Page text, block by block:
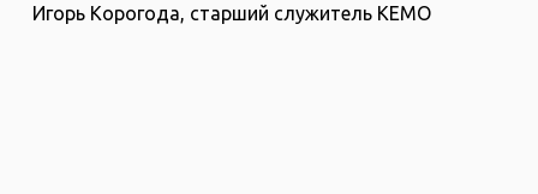
Игорь Корогода, старший служитель КЕМО